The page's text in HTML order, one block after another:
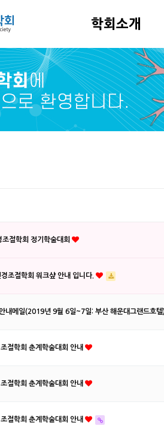
학회소개
절학회 정기학술대회
조절학회 워크샾 안내 입니다.
내메일(2019년 9월 6일~7일: 부산 해운대그랜드호
절학회 춘계학술대회 안내
절학회 춘계학술대회 안내
절학회 춘계학술대회 안내